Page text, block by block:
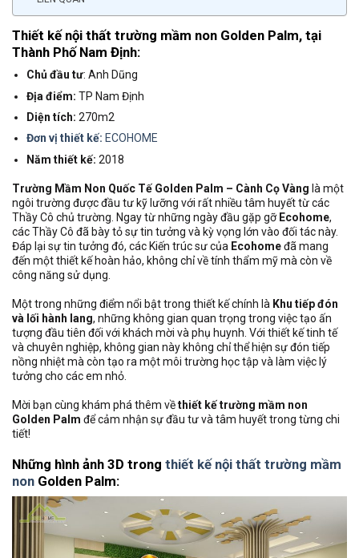
Thiết kế nội thất trường mầm non Golden Palm, tại
Thành Phố Nam Định:
Chủ đầu tư: Anh Dũng
Địa điểm: TP Nam Định
Diện tích: 270m2
Đơn vị thiết kế: ECOHOME
Năm thiết kế: 2018
Trường Mầm Non Quốc Tế Golden Palm – Cành Cọ Vàng là một
ngôi trường được đầu tư kỹ lưỡng với rất nhiều tâm huyết từ các
Thầy Cô chủ trường. Ngay từ những ngày đầu gặp gỡ Ecohome,
các Thầy Cô đã bày tỏ sự tin tưởng và kỳ vọng lớn vào đối tác này.
Đáp lại sự tin tưởng đó, các Kiến trúc sư của Ecohomeđã mang
đến một thiết kế hoàn hảo, không chỉ về tính thẩm mỹ mà còn về
công năng sử dụng.
Một trong những điểm nổi bật trong thiết kế chính là Khu tiếp đón
và lối hành lang, những không gian quan trọng trong việc tạo ấn
tượng đầu tiên đối với khách mời và phụ huynh. Với thiết kế tinh tế
và chuyên nghiệp, không gian này không chỉ thể hiện sự đón tiếp
nồng nhiệt mà còn tạo ra một môi trường học tập và làm việc lý
tưởng cho các em nhỏ.
Mời bạn cùng khám phá thêm vềthiết kế trường mầm non
Golden Palm để cảm nhận sự đầu tư và tâm huyết trong từng chi
tiết!
Những hình ảnh 3D trong thiết kế nội thất trường mầm
non Golden Palm: